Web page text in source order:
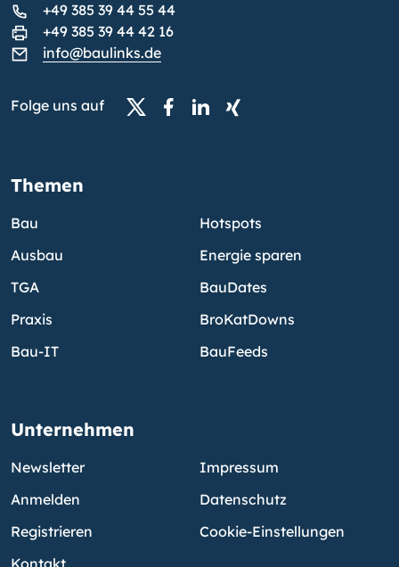
+49 385 39 44 55 44
+49 385 39 44 42 16
info@baulinks.de
Folge uns auf
Themen
Bau
Ausbau
TGA
Praxis
Bau-IT
Hotspots
Energie sparen
BauDates
BroKatDowns
BauFeeds
Unternehmen
Newsletter
Anmelden
Registrieren
Kontakt
Impressum
Datenschutz
Cookie-Einstellungen